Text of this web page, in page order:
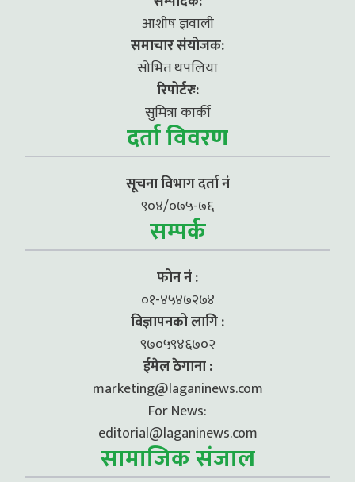
आशीष ज्ञवाली
समाचार संयोजक:
सोभित थपलिया
रिपोर्टरः:
सुमित्रा कार्की
दर्ता विवरण
सूचना विभाग दर्ता नं
९०४/०७५-७६
सम्पर्क
फोन नं :
०१-४५४७२७४
विज्ञापनको लागि :
९७०५९४६७०२
ईमेल ठेगाना :
marketing@laganinews.com
For News:
editorial@laganinews.com
सामाजिक संजाल